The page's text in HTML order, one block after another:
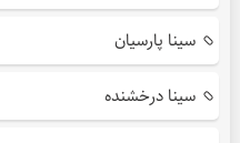
سینا پارسیان
سینا درخشنده